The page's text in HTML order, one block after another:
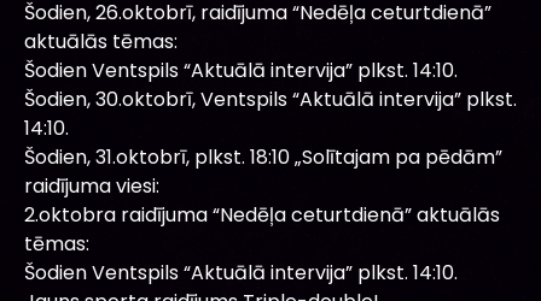
Šodien, 26.oktobrī, raidījuma “Nedēļa ceturtdienā”
aktuālās tēmas:
Šodien Ventspils “Aktuālā intervija” plkst. 14:10.
Šodien, 30.oktobrī, Ventspils “Aktuālā intervija” plkst.
14:10.
Šodien, 31.oktobrī, plkst. 18:10 „Solītajam pa pēdām”
raidījuma viesi:
2.oktobra raidījuma “Nedēļa ceturtdienā” aktuālās
tēmas:
Šodien Ventspils “Aktuālā intervija” plkst. 14:10.